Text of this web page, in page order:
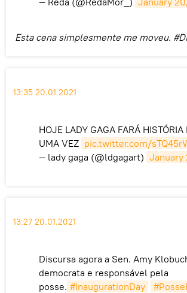
Esta cena simplesmente me moveu.
13:35 20.01.2021
HOJE LADY GAGA FARÁ HISTÓRIA
UMA VEZ pic.twitter.com/
— lady gaga (@ldgagart) January
13:27 20.01.2021
Discursa agora a Sen. Amy
democrata e responsável pela
posse. #InaugurationDay